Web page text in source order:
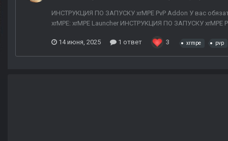
ИНСТРУКЦИЯ ПО ЗАПУСКУ xrMPE PvP Addon У вас
xrMPE: xrMPE Launcher ИНСТРУКЦИЯ ПО ЗАПУСКУ
14 июня, 2025 1 ответ 3 xrmpe pvp